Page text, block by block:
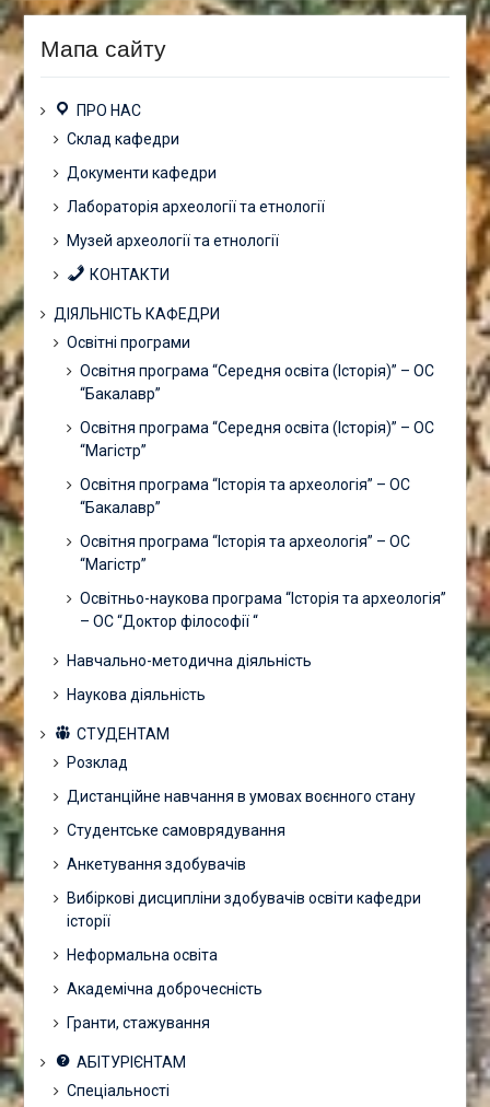
Мапа сайту
ПРО НАС
Склад кафедри
Документи кафедри
Лабораторія археології та етнології
Музей археології та етнології
КОНТАКТИ
ДІЯЛЬНІСТЬ КАФЕДРИ
Освітні програми
Освітня програма “Середня освіта (Історія)” – ОС
“Бакалавр”
Освітня програма “Середня освіта (Історія)” – ОС
“Магістр”
Освітня програма “Історія та археологія” – ОС
“Бакалавр”
Освітня програма “Історія та археологія” – ОС
“Магістр”
Освітньо-наукова програма “Історія та археологія”
– ОС “Доктор філософії “
Навчально-методична діяльність
Наукова діяльність
СТУДЕНТАМ
Розклад
Дистанційне навчання в умовах воєнного стану
Студентське самоврядування
Анкетування здобувачів
Вибіркові дисципліни здобувачів освіти кафедри
історії
Неформальна освіта
Академічна доброчесність
Гранти, стажування
АБІТУРІЄНТАМ
Спеціальності